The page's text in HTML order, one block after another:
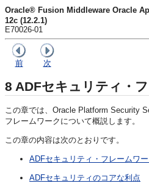
Oracle® Fusion Middleware Oracle
12c (12.2.1)
E70026-01
前 次
8 ADFセキュリティ・
この章では、Oracle Platform Security
フレームワークについて概説します。
この章の内容は次のとおりです。
ADFセキュリティ・フレームワ
ADFセキュリティのコアな利点